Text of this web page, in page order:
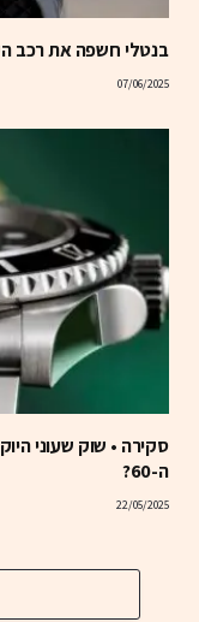
בנטלי חשפה את רכב
07/06/2025
ה-60?
22/05/2025